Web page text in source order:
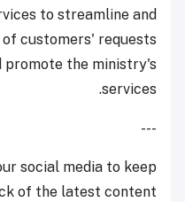
to streamline and
customers' requests
promote the ministry's
services.
---
social media to keep
of the latest content.